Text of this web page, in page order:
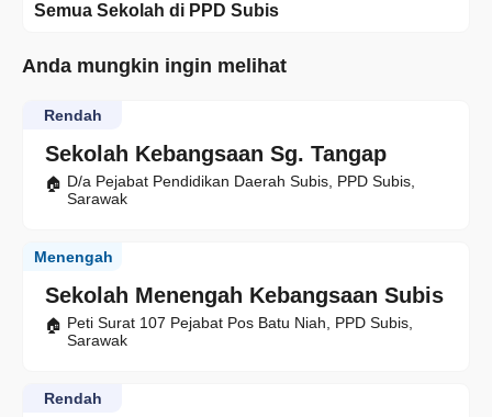
Semua Sekolah di PPD Subis
Anda mungkin ingin melihat
Sekolah Kebangsaan Sg. Tangap
Rendah
D/a Pejabat Pendidikan Daerah Subis, PPD Subis,
Sarawak
Sekolah Menengah Kebangsaan Subis
Menengah
Peti Surat 107 Pejabat Pos Batu Niah, PPD Subis,
Sarawak
Rendah